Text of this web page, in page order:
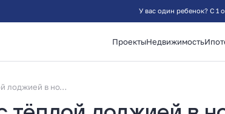
У вас один ребенок? С 1
ПроектыНедвижимость
Квартиры с тёплой лоджией в новостройках Екатеринбурга